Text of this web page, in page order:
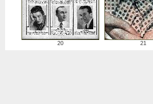
20 21